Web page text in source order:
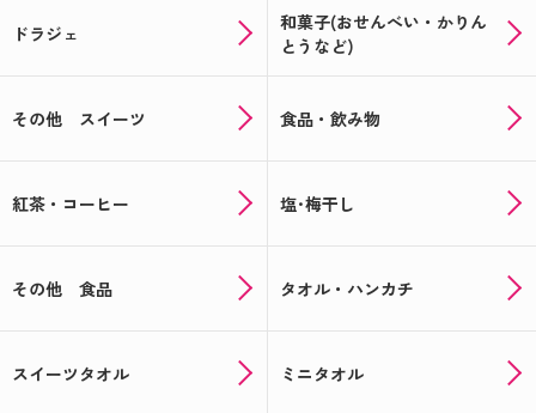
ドラジェ
和菓子(おせんべい・かりん
とうなど)
その他 スイーツ 食品・飲み物
紅茶・コーヒー 塩･梅干し
その他 食品 タオル・ハンカチ
スイーツタオル ミニタオル